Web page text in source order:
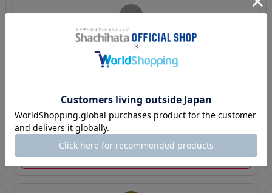
2
ヨシカワ シンク
サイド幅の広が
るスタイリッシ
ュ水切りラック 2
0×57cm
¥ 10,967(税込)～
カートに入れる